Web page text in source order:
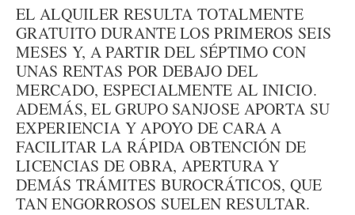
EL ALQUILER RESULTA TOTALMENTE
GRATUITO DURANTE LOS PRIMEROS SEIS
MESES Y, A PARTIR DEL SÉPTIMO CON
UNAS RENTAS POR DEBAJO DEL
MERCADO, ESPECIALMENTE AL INICIO.
ADEMÁS, EL GRUPO SANJOSE APORTA SU
EXPERIENCIA Y APOYO DE CARA A
FACILITAR LA RÁPIDA OBTENCIÓN DE
LICENCIAS DE OBRA, APERTURA Y
DEMÁS TRÁMITES BUROCRÁTICOS, QUE
TAN ENGORROSOS SUELEN RESULTAR.